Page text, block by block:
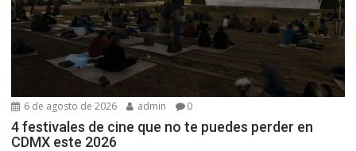
6 de agosto de 2026 admin 0
4 festivales de cine que no te puedes perder en
CDMX este 2026